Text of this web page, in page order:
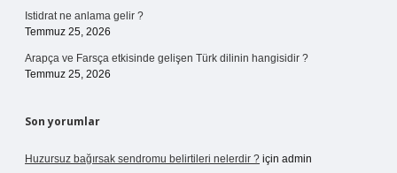
Istidrat ne anlama gelir ?
Temmuz 25, 2026
Arapça ve Farsça etkisinde gelişen Türk dilinin hangisidir ?
Temmuz 25, 2026
Son yorumlar
Huzursuz bağırsak sendromu belirtileri nelerdir ? için admin